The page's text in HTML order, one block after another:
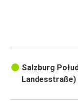
Salzburg
Landesstraße)